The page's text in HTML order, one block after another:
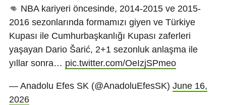
👊 NBA kariyeri öncesinde, 2014-2015 ve 2015-
2016 sezonlarında formamızı giyen ve Türkiye
Kupası ile Cumhurbaşkanlığı Kupası zaferleri
yaşayan Dario Šarić, 2+1 sezonluk anlaşma ile
yıllar sonra… pic.twitter.com/OeIzjSPmeo
— Anadolu Efes SK (@AnadoluEfesSK) June 16,
2026